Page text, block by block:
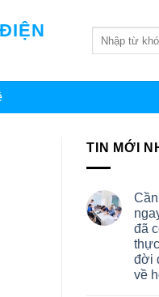
TIN MỚI
đã
đời
về